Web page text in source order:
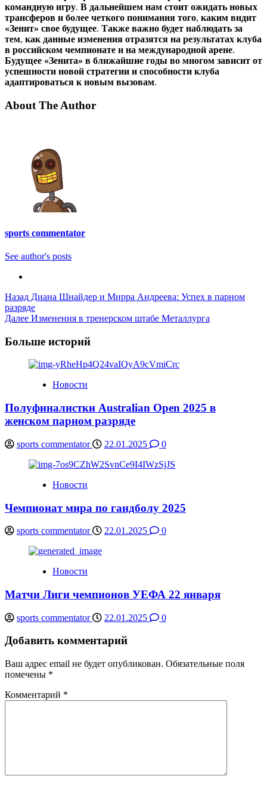
командную игру. В дальнейшем нам стоит ожидать новых
трансферов и более четкого понимания того, каким видит
«Зенит» свое будущее. Также важно будет наблюдать за
тем, как данные изменения отразятся на результатах клуба
в российском чемпионате и на международной арене.
Будущее «Зенита» в ближайшие годы во многом зависит от
успешности новой стратегии и способности клуба
адаптироваться к новым вызовам.
About The Author
sports commentator
See author's posts
Post
Navigation
Назад Диана Шнайдер и Мирра Андреева: Успех в парном
разряде
Далее Изменения в тренерском штабе Металлурга
Больше историй
Новости
Полуфиналистки Australian Open 2025 в
женском парном разряде
sports commentator 22.01.2025 0
Новости
Чемпионат мира по гандболу 2025
sports commentator 22.01.2025 0
Новости
Матчи Лиги чемпионов УЕФА 22 января
sports commentator 22.01.2025 0
Добавить комментарий
Ваш адрес email не будет опубликован. Обязательные поля
помечены *
Комментарий *